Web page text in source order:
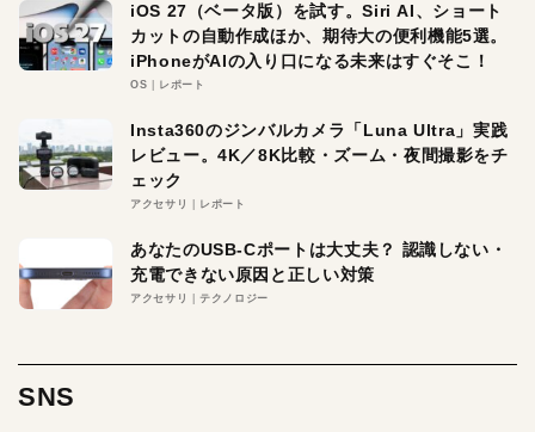
iOS 27（ベータ版）を試す。Siri AI、ショート
カットの自動作成ほか、期待大の便利機能5選。
iPhoneがAIの入り口になる未来はすぐそこ！
OS レポート
Insta360のジンバルカメラ「Luna Ultra」実践
レビュー。4K／8K比較・ズーム・夜間撮影をチ
ェック
アクセサリ レポート
あなたのUSB-Cポートは大丈夫？ 認識しない・
充電できない原因と正しい対策
アクセサリ テクノロジー
SNS